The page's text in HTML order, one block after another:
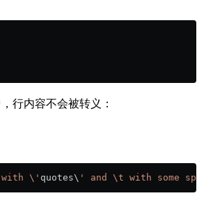
行内容不会被转义：
\' quotes\ ' and \t with some